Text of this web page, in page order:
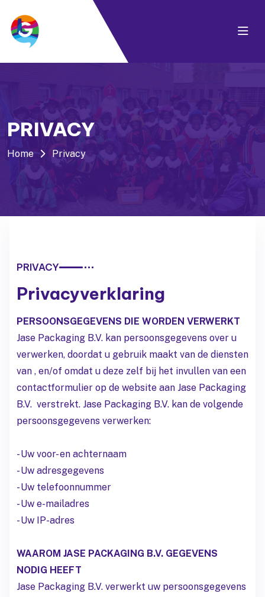
PRIVACY
Home Privacy
PRIVACY
Privacyverklaring
PERSOONSGEGEVENS DIE WORDEN VERWERKT
Jase Packaging B.V. kan persoonsgegevens over u
verwerken, doordat u gebruik maakt van de diensten
van , en/of omdat u deze zelf bij het invullen van een
contactformulier op de website aan Jase Packaging
B.V. verstrekt. Jase Packaging B.V. kan de volgende
persoonsgegevens verwerken:
- Uw voor- en achternaam
- Uw adresgegevens
- Uw telefoonnummer
- Uw e-mailadres
- Uw IP-adres
WAAROM JASE PACKAGING B.V. GEGEVENS
NODIG HEEFT
Jase Packaging B.V. verwerkt uw persoonsgegevens